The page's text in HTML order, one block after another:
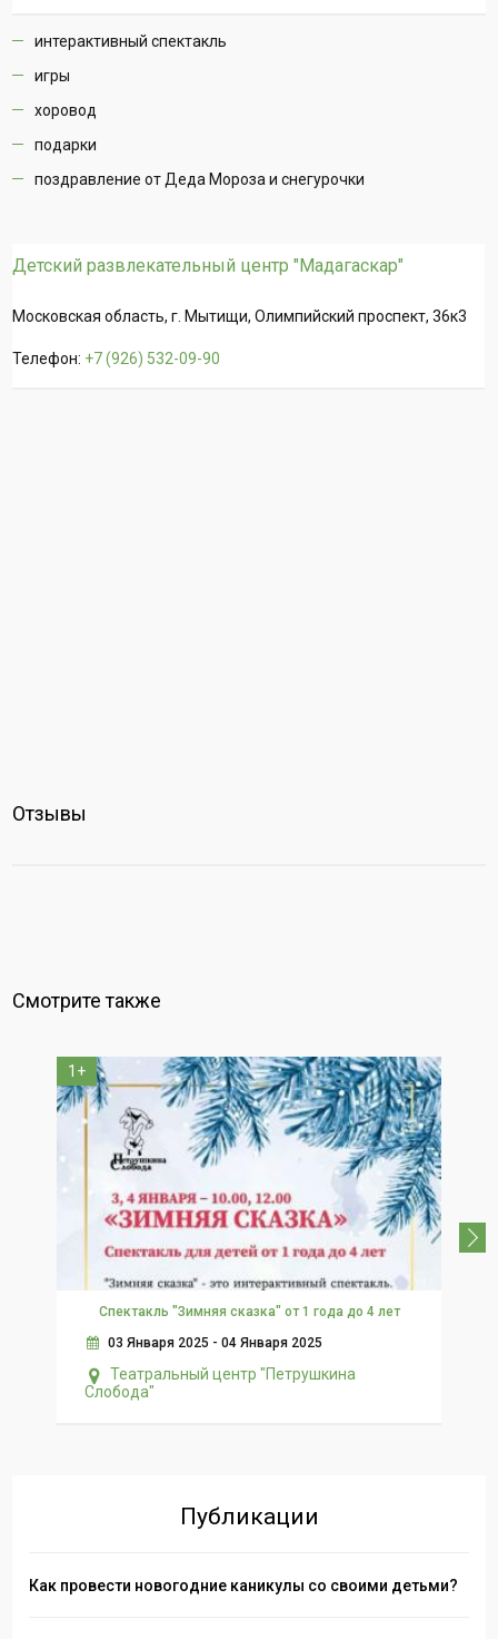
интерактивный спектакль
игры
хоровод
подарки
поздравление от Деда Мороза и снегурочки
Детский развлекательный центр "Мадагаскар"
Московская область, г. Мытищи, Олимпийский проспект, 36к3
Телефон: +7 (926) 532-09-90
Отзывы
Смотрите также
1+
Спектакль "Зимняя сказка" от 1 года до 4 лет
03 Января 2025 - 04 Января 2025
Театральный центр "Петрушкина
Слобода"
Публикации
Как провести новогодние каникулы со своими детьми?